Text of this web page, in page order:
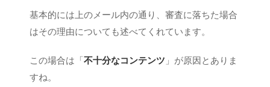
基本的には上のメール内の通り、審査に落ちた場合
はその理由についても述べてくれています。
この場合は「不十分なコンテンツ 」が原因とありま
すね。